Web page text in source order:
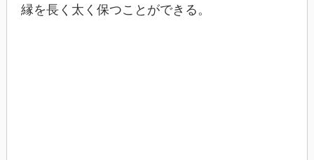
縁を長く太く保つことができる。